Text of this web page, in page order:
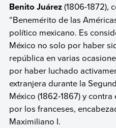
Benito Juárez(1806-1872),
“Benemérito de las
político mexicano. Es
México no solo por haber
república en varias
por haber luchado
extranjera durante la
México (1862-1867) y
por los franceses,
Maximiliano I.